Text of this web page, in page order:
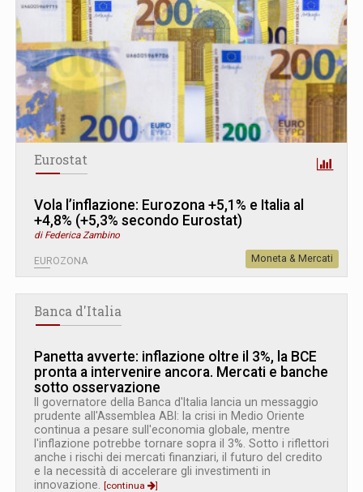
Eurostat
Vola l’inflazione: Eurozona +5,1% e Italia al
+4,8% (+5,3% secondo Eurostat)
di Federica Zambino
EUROZONA Moneta & Mercati
Banca d'Italia
Panetta avverte: inflazione oltre il 3%, la BCE
pronta a intervenire ancora. Mercati e banche
sotto osservazione
Il governatore della Banca d'Italia lancia un messaggio
prudente all'Assemblea ABI: la crisi in Medio Oriente
continua a pesare sull'economia globale, mentre
l'inflazione potrebbe tornare sopra il 3%. Sotto i riflettori
anche i rischi dei mercati finanziari, il futuro del credito
e la necessità di accelerare gli investimenti in
innovazione. [continua
]